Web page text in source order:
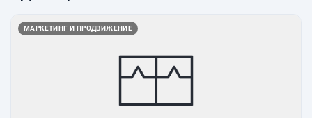
МАРКЕТИНГ И ПРОДВИЖЕНИЕ